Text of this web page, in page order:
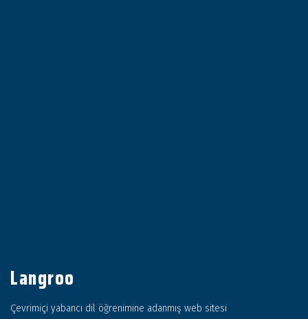
Langroo
Çevrimiçi yabancı dil öğrenimine adanmış web sitesi